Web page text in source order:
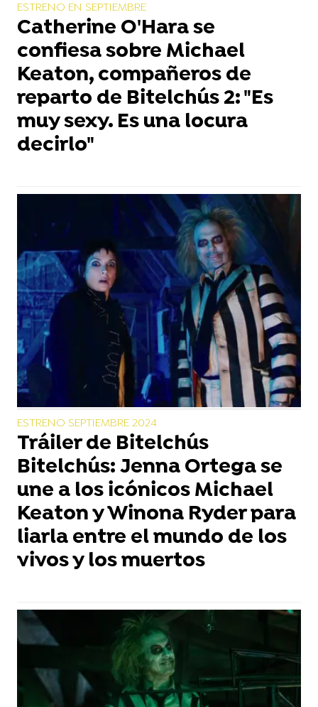
ESTRENO EN SEPTIEMBRE
Catherine O'Hara se
confiesa sobre Michael
Keaton, compañeros de
reparto de Bitelchús 2: "Es
muy sexy. Es una locura
decirlo"
ESTRENO SEPTIEMBRE 2024
Tráiler de Bitelchús
Bitelchús: Jenna Ortega se
une a los icónicos Michael
Keaton y Winona Ryder para
liarla entre el mundo de los
vivos y los muertos